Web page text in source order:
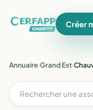
Créer
Annuaire›Grand Est›